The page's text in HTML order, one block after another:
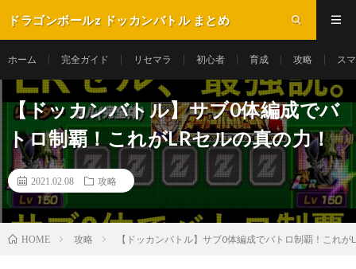
ドラゴンボールz ドッカンバトル まとめ
ホーム 完全ガイド リセマラ 初心者 育成 攻略 ス
【ドッカンバトル】サブ0体編成でバ
トロ制覇！これがLRセルの真の力！
2021.02.08 攻略
HOME 攻略 【ドッカンバトル】サブ0体編成でバトロ制覇！これが